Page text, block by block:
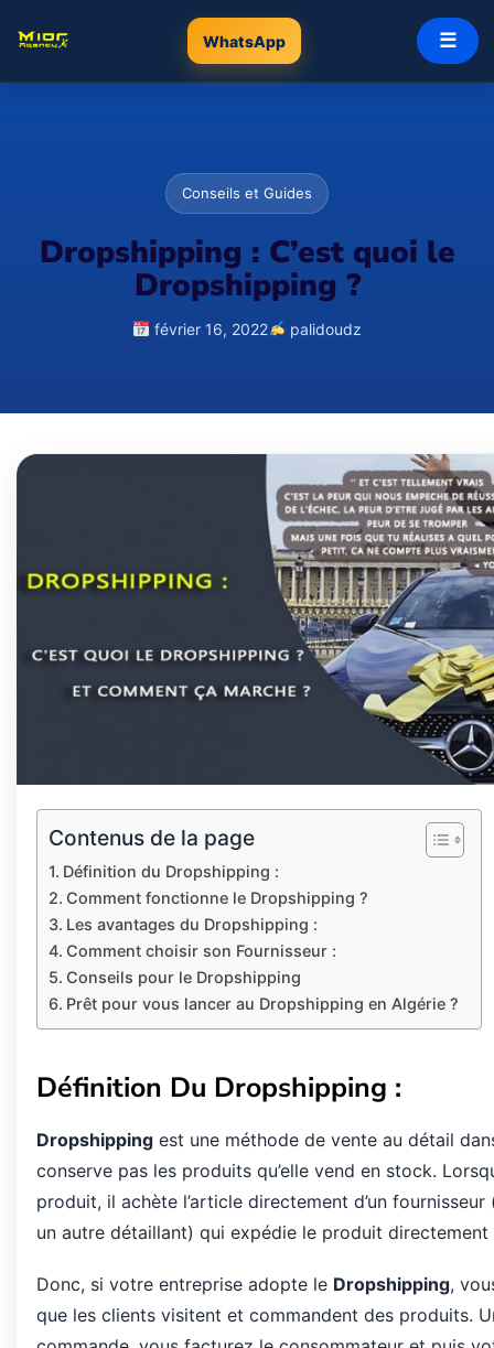
WhatsApp ☰
Conseils et Guides
Dropshipping : C’est quoi le
Dropshipping ?
février 16, 2022 palidoudz
Contenus de la page
Définition du Dropshipping :
Comment fonctionne le Dropshipping ?
Les avantages du Dropshipping :
Comment choisir son Fournisseur :
Conseils pour le Dropshipping
Prêt pour vous lancer au Dropshipping en Algérie ?
Définition Du Dropshipping :
Dropshipping est une méthode de vente au détail
conserve pas les produits qu’elle vend en stock.
produit, il achète l’article directement d’un
un autre détaillant) qui expédie le produit
Donc, si votre entreprise adopte le Dropshipping,
que les clients visitent et commandent des produits.